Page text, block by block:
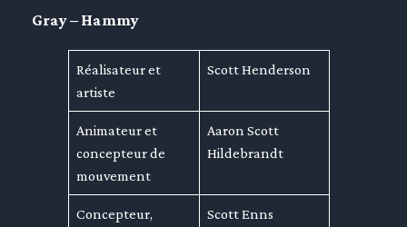
Gray – Hammy
Réalisateur et
artiste
Scott Henderson
Animateur et
concepteur de
mouvement
Aaron Scott
Hildebrandt
Concepteur,
Scott Enns